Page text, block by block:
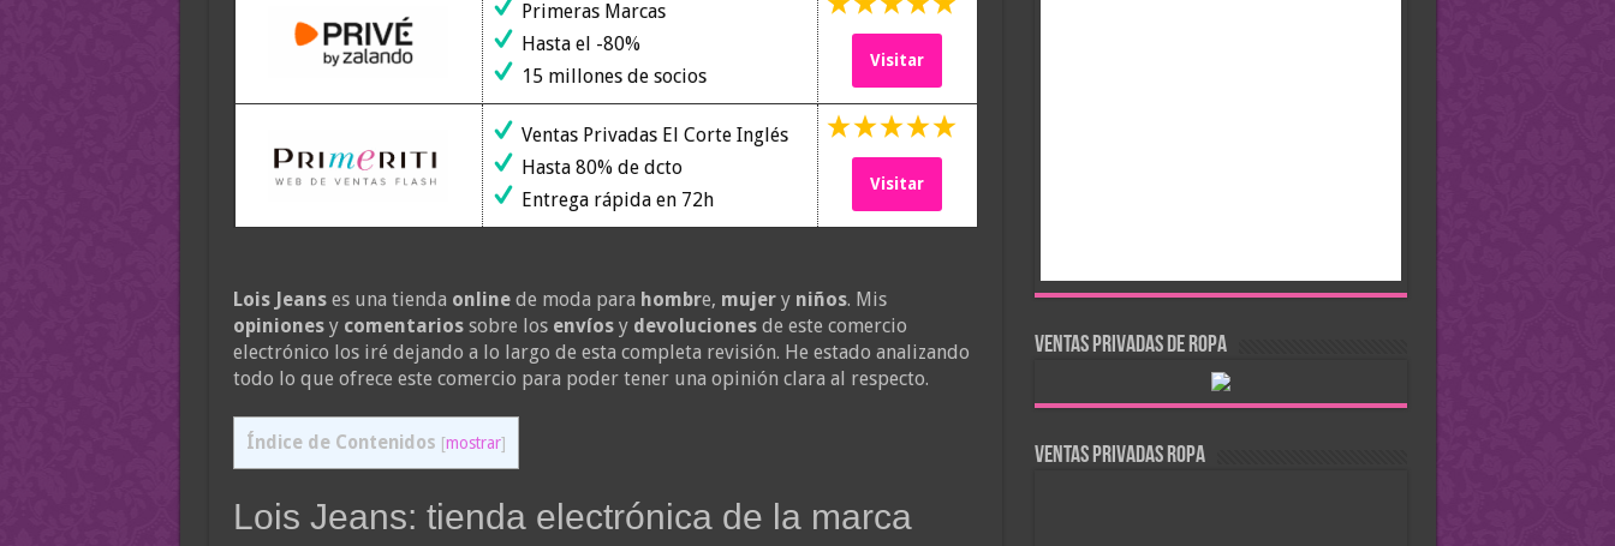
Primeras Marcas
Hasta el -80%
15 millones de socios
Visitar
Ventas Privadas El Corte Inglés
Hasta 80% de dcto
Entrega rápida en 72h
Visitar
Lois Jeans es una tienda onlinede moda para hombre, mujery niños. Mis
opinionesy comentariossobre losenvíos y devolucionesde este comercio
electrónico los iré dejando a lo largo de esta completa revisión. He estado analizando
todo lo que ofrece este comercio para poder tener una opinión clara al respecto.
Índice de Contenidos [mostrar]
Lois Jeans: tienda electrónica de la marca
VENTAS PRIVADAS DE ROPA
Ventas Privadas Ropa